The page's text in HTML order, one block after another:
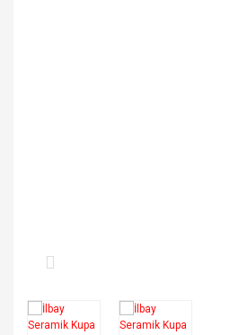
Çini Seramik Biblolar